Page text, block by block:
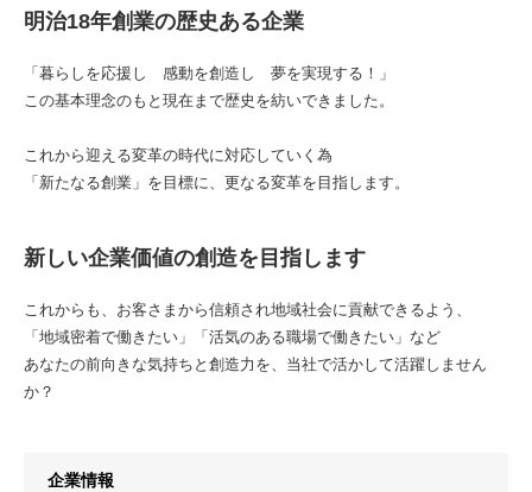
明治18年創業の歴史ある企業
「暮らしを応援し 感動を創造し 夢を実現する！」
この基本理念のもと現在まで歴史を紡いできました。
これから迎える変革の時代に対応していく為
「新たなる創業」を目標に、更なる変革を目指します。
新しい企業価値の創造を目指します
これからも、お客さまから信頼され地域社会に貢献できるよう、
「地域密着で働きたい」「活気のある職場で働きたい」など
あなたの前向きな気持ちと創造力を、当社で活かして活躍しません
か？
企業情報